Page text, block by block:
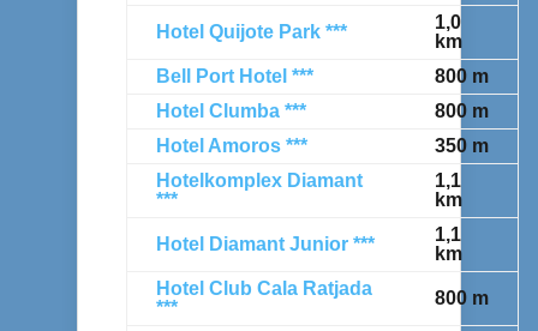
Hotel Quijote Park ***
1,0
km
Bell Port Hotel ***
800 m
Hotel Clumba ***
800 m
Hotel Amoros ***
350 m
Hotelkomplex Diamant
***
1,1
km
Hotel Diamant Junior ***
1,1
km
Hotel Club Cala Ratjada
***
800 m